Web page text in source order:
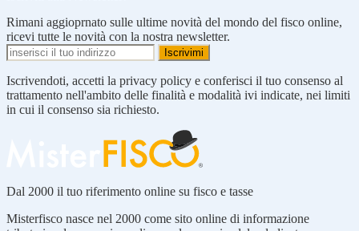
Rimani aggioprnato sulle ultime novità del mondo del fisco online,
ricevi tutte le novità con la nostra newsletter.
Iscrivendoti, accetti la privacy policy e conferisci il tuo consenso al
trattamento nell'ambito delle finalità e modalità ivi indicate, nei limiti
in cui il consenso sia richiesto.
Dal 2000 il tuo riferimento online su fisco e tasse
Misterfisco nasce nel 2000 come sito online di informazione